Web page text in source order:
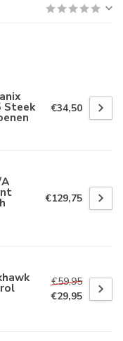
Steek €34,50
€129,75
€59,95
€29,95